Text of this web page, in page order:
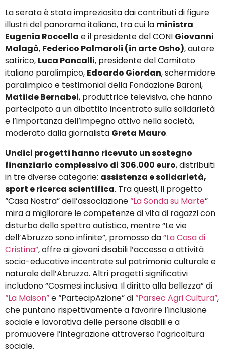
La serata è stata impreziosita dai contributi di figure
illustri del panorama italiano, tra cui la ministra
Eugenia Roccella e il presidente del CONI Giovanni
Malagò, Federico Palmaroli (in arte Osho), autore
satirico, Luca Pancalli, presidente del Comitato
italiano paralimpico, Edoardo Giordan, schermidore
paralimpico e testimonial della Fondazione Baroni,
Matilde Bernabei, produttrice televisiva, che hanno
partecipato a un dibattito incentrato sulla solidarietà
e l’importanza dell’impegno attivo nella società,
moderato dalla giornalista Greta Mauro.
Undici progetti hanno ricevuto un sostegno
finanziario complessivo di 306.000 euro, distribuiti
in tre diverse categorie: assistenza e solidarietà,
sport e ricerca scientifica. Tra questi, il progetto
“Casa Nostra” dell’associazione“La Sonda su Marte”
mira a migliorare le competenze di vita di ragazzi con
disturbo dello spettro autistico, mentre “Le vie
dell’Abruzzo sono infinite”, promosso da“La Casa di
Cristina”, offre ai giovani disabili l’accesso a attività
socio-educative incentrate sul patrimonio culturale e
naturale dell’Abruzzo. Altri progetti significativi
includono “Cosmesi inclusiva. Il diritto alla bellezza” di
“La Maison”e “PartecipAzione” di“Parsec Agri Cultura”,
che puntano rispettivamente a favorire l’inclusione
sociale e lavorativa delle persone disabili e a
promuovere l’integrazione attraverso l’agricoltura
sociale.